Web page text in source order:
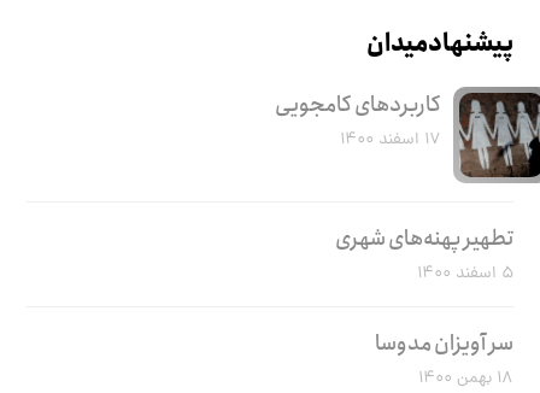
پیشنهاد میدان
کاربرد‌های کامجویی
۱۷ اسفند ۱۴۰۰
تطهیر پهنه‌های شهری
۵ اسفند ۱۴۰۰
سر آویزان مدوسا
۱۸ بهمن ۱۴۰۰